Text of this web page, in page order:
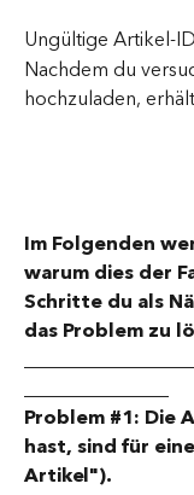
Ungültige Artikel-ID
Nachdem du
hochzuladen,
Im Folgenden
warum dies der
Schritte du als
das Problem zu
_______________
Problem #1: Die
hast, sind für
Artikel").